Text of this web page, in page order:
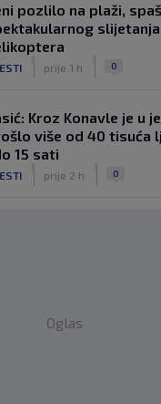
pozlilo na plaži,
prije 1 h 0
Kroz Konavle je u
više od 40 tisuća
15 sati
prije 2 h 0
Oglas